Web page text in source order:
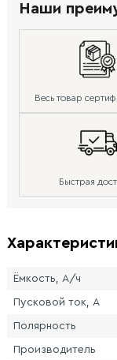
Наши
Весь товар
Быстрая
Ёмкость, А/ч
Пусковой ток, А
Полярность
Производитель